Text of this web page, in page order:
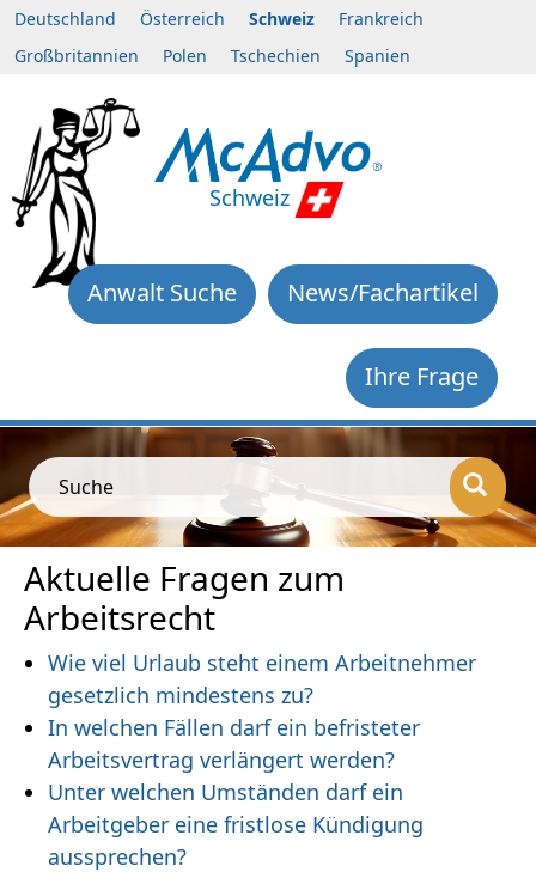
Deutschland Österreich Schweiz
Frankreich
Großbritannien
Polen Tschechien Spanien
Schweiz
News/Fachartikel
Anwalt Suche
Ihre Frage
Suche
Aktuelle Fragen zum
Arbeitsrecht
Wie viel Urlaub steht einem Arbeitnehmer
gesetzlich mindestens zu?
In welchen Fällen darf ein befristeter
Arbeitsvertrag verlängert werden?
Unter welchen Umständen darf ein
Arbeitgeber eine fristlose Kündigung
aussprechen?